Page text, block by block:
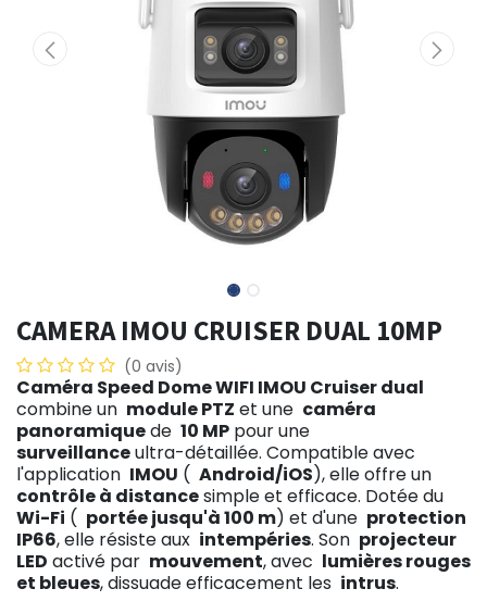
CAMERA IMOU CRUISER DUAL 10MP
(0 avis)
Caméra Speed Dome WIFI IMOU Cruiser dual
combine un module PTZ et une caméra
panoramiquede 10 MP pour une
surveillanceultra-détaillée. Compatible avec
l'application IMOU ( Android/iOS), elle offre un
contrôle à distancesimple et efficace. Dotée du
Wi-Fi ( portée jusqu'à 100 m) et d'une protection
IP66, elle résiste aux intempéries. Son projecteur
LED activé par mouvement, avec lumières rouges
et bleues, dissuade efficacement les intrus.